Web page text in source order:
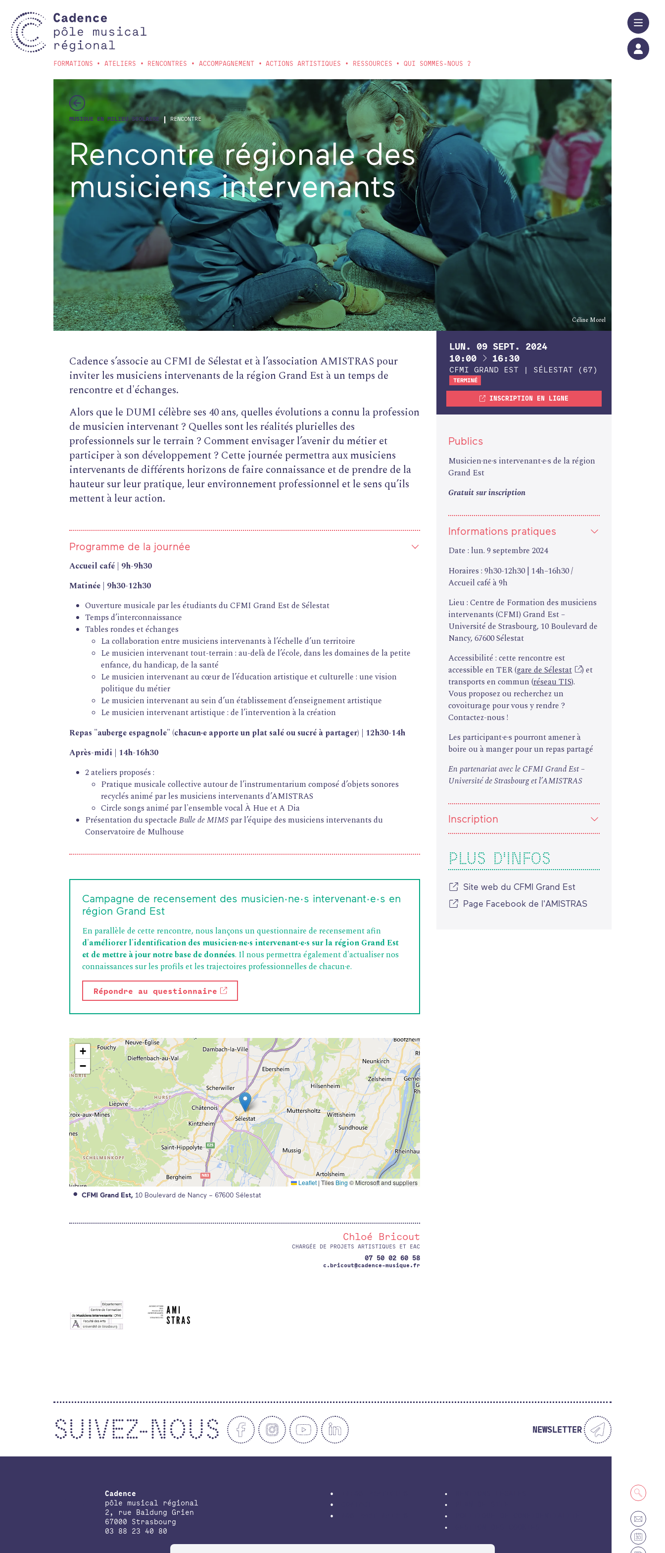
FORMATIONS ATELIERS RENCONTRES ACCOMPAGNEMENT ACTIONS ARTISTIQUES RESSOURCES QUI SOMMES-NOUS ?
Céline Morel
MUSIQUE EN MILIEU SCOLAIRE | RENCONTRE
Rencontre régionale des
musiciens intervenants
Cadence s’associe au CFMI de Sélestat et à l’association AMISTRAS pour
inviter les musiciens intervenants de la région Grand Est à un temps de
rencontre et d'échanges.
Alors que le DUMI célèbre ses 40 ans, quelles évolutions a connu la profession
de musicien intervenant ? Quelles sont les réalités plurielles des
professionnels sur le terrain ? Comment envisager l’avenir du métier et
participer à son développement ? Cette journée permettra aux musiciens
intervenants de différents horizons de faire connaissance et de prendre de la
hauteur sur leur pratique, leur environnement professionnel et le sens qu’ils
mettent à leur action.
Programme de la journée
Accueil café | 9h-9h30
Matinée | 9h30-12h30
Ouverture musicale par les étudiants du CFMI Grand Est de Sélestat
Temps d’interconnaissance
Tables rondes et échanges
La collaboration entre musiciens intervenants à l’échelle d’un territoire
Le musicien intervenant tout-terrain : au-delà de l’école, dans les domaines de la petite
enfance, du handicap, de la santé
Le musicien intervenant au cœur de l’éducation artistique et culturelle : une vision
politique du métier
Le musicien intervenant au sein d’un établissement d’enseignement artistique
Le musicien intervenant artistique : de l’intervention à la création
Repas "auberge espagnole" (chacun·e apporte un plat salé ou sucré à partager) | 12h30-14h
Après-midi | 14h-16h30
2 ateliers proposés :
Pratique musicale collective autour de l’instrumentarium composé d’objets sonores
recyclés animé par les musiciens intervenants d’AMISTRAS
Circle songs animé par l'ensemble vocal À Hue et A Dia
Présentation du spectacle Bulle de MIMSpar l’équipe des musiciens intervenants du
Conservatoire de Mulhouse
Campagne de recensement des musicien·ne·s intervenant·e·s en
région Grand Est
En parallèle de cette rencontre, nous lançons un questionnaire de recensement afin
d'améliorer l'identification des musicien·ne·s intervenant·e·s sur la région Grand Est
et de mettre à jour notre base de données. Il nous permettra également d'actualiser nos
connaissances sur les profils et les trajectoires professionnelles de chacun·e.
Répondre au questionnaire
+
−
Leaflet | Tiles Bing © Microsoft and suppliers
CFMI Grand Est 10 Boulevard de Nancy 67600 Sélestat
Chloé Bricout
CHARGÉE DE PROJETS ARTISTIQUES ET EAC
07 50 02 60 58
c.bricout@cadence-musique.fr
LUN. 09 SEPT. 2024
10:00
À16:30
CFMI GRAND EST | SÉLESTAT (67)
TERMINÉ
INSCRIPTION EN LIGNE
Publics
Musicien·ne·s intervenant·e·s de la région
Grand Est
Gratuit sur inscription
Informations pratiques
Date : lun. 9 septembre 2024
Horaires : 9h30-12h30 | 14h–16h30 /
Accueil café à 9h
Lieu : Centre de Formation des musiciens
intervenants (CFMI) Grand Est –
Université de Strasbourg, 10 Boulevard de
Nancy, 67600 Sélestat
Accessibilité : cette rencontre est
accessible en TER (gare de Sélestat
) et
transports en commun (réseau TIS).
Vous proposez ou recherchez un
covoiturage pour vous y rendre ?
Contactez-nous !
Les participant·e·s pourront amener à
boire ou à manger pour un repas partagé
En partenariat avec le CFMI Grand Est –
Université de Strasbourg et l’AMISTRAS
Inscription
PLUS D'INFOS
Site web du CFMI Grand Est
Page Facebook de l'AMISTRAS
SUIVEZ-NOUS NEWSLETTER
Cadence
pôle musical régional
2, rue Baldung Grien
67000 Strasbourg
03 88 23 40 80
ATELIERS
RENCONTRES
ACCOMPAGNEMENT
ACTIONS ARTISTIQUES
RESSOURCES
QUI SOMMES-NOUS ?
THÉMATIQUES
Petite enfance
Inclusion & lien social
Transfrontalier
Podcast